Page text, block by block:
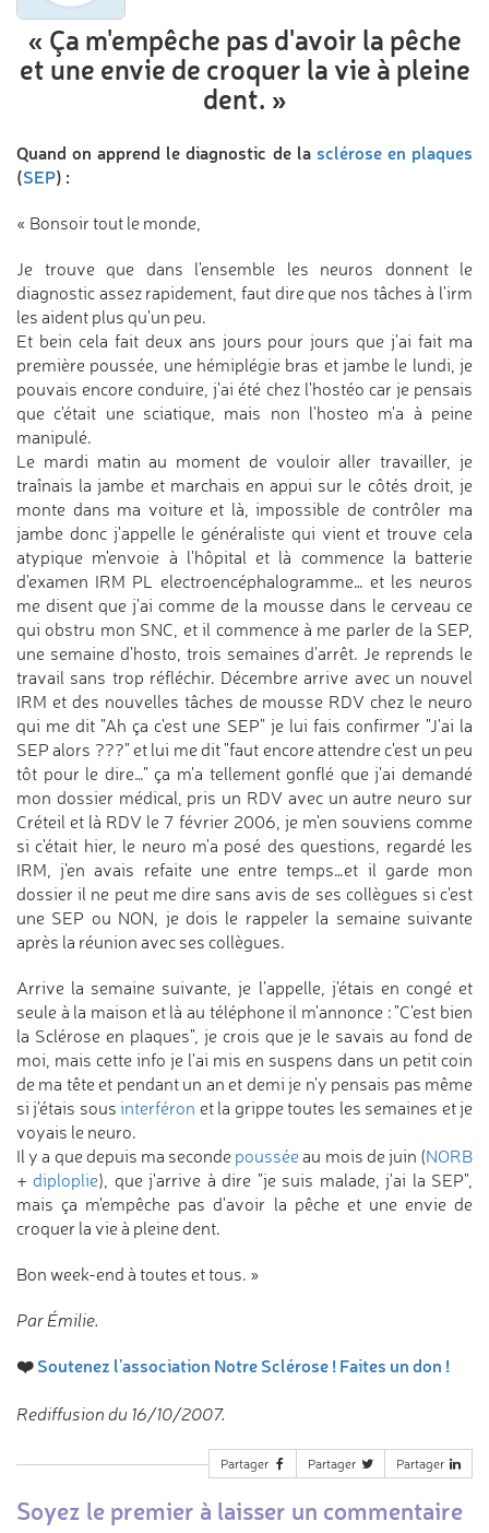
« Ça m'empêche pas d'avoir la pêche
et une envie de croquer la vie à pleine
dent. »
Quand on apprend le diagnostic de la sclérose en plaques
(SEP) :
« Bonsoir tout le monde,
Je trouve que dans l'ensemble les neuros donnent le
diagnostic assez rapidement, faut dire que nos tâches à l'irm
les aident plus qu'un peu.
Et bein cela fait deux ans jours pour jours que j'ai fait ma
première poussée, une hémiplégie bras et jambe le lundi, je
pouvais encore conduire, j'ai été chez l'hostéo car je pensais
que c'était une sciatique, mais non l'hosteo m'a à peine
manipulé.
Le mardi matin au moment de vouloir aller travailler, je
traînais la jambe et marchais en appui sur le côtés droit, je
monte dans ma voiture et là, impossible de contrôler ma
jambe donc j'appelle le généraliste qui vient et trouve cela
atypique m'envoie à l'hôpital et là commence la batterie
d'examen IRM PL electroencéphalogramme… et les neuros
me disent que j'ai comme de la mousse dans le cerveau ce
qui obstru mon SNC, et il commence à me parler de la SEP,
une semaine d'hosto, trois semaines d'arrêt. Je reprends le
travail sans trop réfléchir. Décembre arrive avec un nouvel
IRM et des nouvelles tâches de mousse RDV chez le neuro
qui me dit "Ah ça c'est une SEP" je lui fais confirmer "J'ai la
SEP alors ???" et lui me dit "faut encore attendre c'est un peu
tôt pour le dire…" ça m'a tellement gonflé que j'ai demandé
mon dossier médical, pris un RDV avec un autre neuro sur
Créteil et là RDV le 7 février 2006, je m'en souviens comme
si c'était hier, le neuro m'a posé des questions, regardé les
IRM, j'en avais refaite une entre temps…et il garde mon
dossier il ne peut me dire sans avis de ses collègues si c'est
une SEP ou NON, je dois le rappeler la semaine suivante
après la réunion avec ses collègues.
Arrive la semaine suivante, je l'appelle, j'étais en congé et
seule à la maison et là au téléphone il m'annonce : "C'est bien
la Sclérose en plaques", je crois que je le savais au fond de
moi, mais cette info je l'ai mis en suspens dans un petit coin
de ma tête et pendant un an et demi je n'y pensais pas même
si j'étais sousinterféron et la grippe toutes les semaines et je
voyais le neuro.
Il y a que depuis ma seconde pousséeau mois de juin (NORB
+diploplie), que j'arrive à dire "je suis malade, j'ai la SEP",
mais ça m'empêche pas d'avoir la pêche et une envie de
croquer la vie à pleine dent.
Bon week-end à toutes et tous. »
Par Émilie.
❤️Soutenez l'association Notre Sclérose ! Faites un don !
Rediffusion du 16/10/2007.
Partager Partager Partager
Soyez le premier à laisser un commentaire